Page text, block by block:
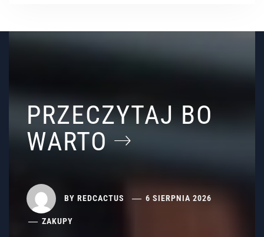
PRZECZYTAJ BO
WARTO
BY REDCACTUS 6 SIERPNIA 2026
ZAKUPY